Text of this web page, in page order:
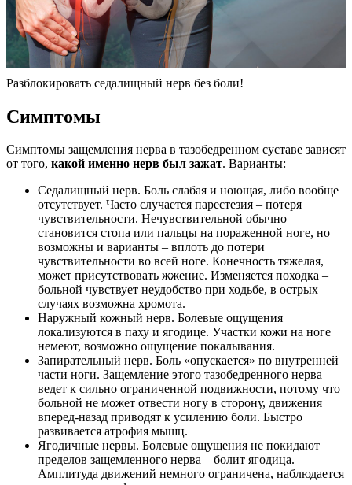
Разблокировать седалищный нерв без боли!
Симптомы
Симптомы защемления нерва в тазобедренном суставе зависят
от того, какой именно нерв был зажат. Варианты:
Седалищный нерв. Боль слабая и ноющая, либо вообще
отсутствует. Часто случается парестезия – потеря
чувствительности. Нечувствительной обычно
становится стопа или пальцы на пораженной ноге, но
возможны и варианты – вплоть до потери
чувствительности во всей ноге. Конечность тяжелая,
может присутствовать жжение. Изменяется походка –
больной чувствует неудобство при ходьбе, в острых
случаях возможна хромота.
Наружный кожный нерв. Болевые ощущения
локализуются в паху и ягодице. Участки кожи на ноге
немеют, возможно ощущение покалывания.
Запирательный нерв. Боль «опускается» по внутренней
части ноги. Защемление этого тазобедренного нерва
ведет к сильно ограниченной подвижности, потому что
больной не может отвести ногу в сторону, движения
вперед-назад приводят к усилению боли. Быстро
развивается атрофия мышц.
Ягодичные нервы. Болевые ощущения не покидают
пределов защемленного нерва – болит ягодица.
Амплитуда движений немного ограничена, наблюдается